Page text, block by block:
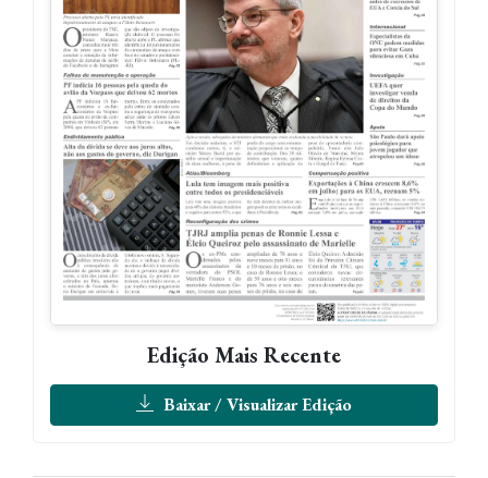
Edição Mais Recente
Baixar / Visualizar Edição